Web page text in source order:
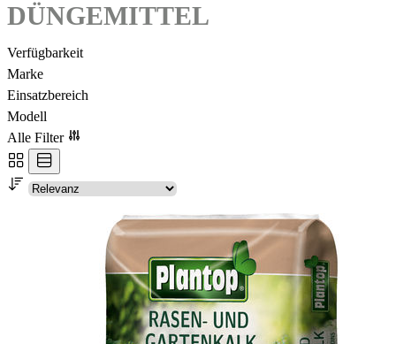
DÜNGEMITTEL
Verfügbarkeit
Marke
Einsatzbereich
Modell
Alle Filter